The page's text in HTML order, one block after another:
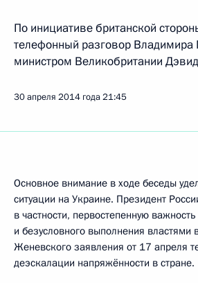
По инициативе британской
телефонный разговор Владимира
министром Великобритании
30 апреля 2014 года21:45
Основное внимание в ходе беседы
ситуации на Украине. Президент
в частности, первостепенную
и безусловного выполнения властями
Женевского заявления от 17 апреля
деэскалации напряжённости в стране.